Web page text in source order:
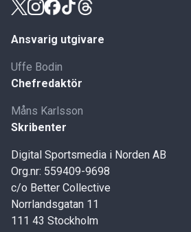
Ansvarig utgivare
Uffe Bodin
Chefredaktör
Måns Karlsson
Skribenter
Digital Sportsmedia i Norden AB
Org.nr: 559409-9698
c/o Better Collective
Norrlandsgatan 11
111 43 Stockholm